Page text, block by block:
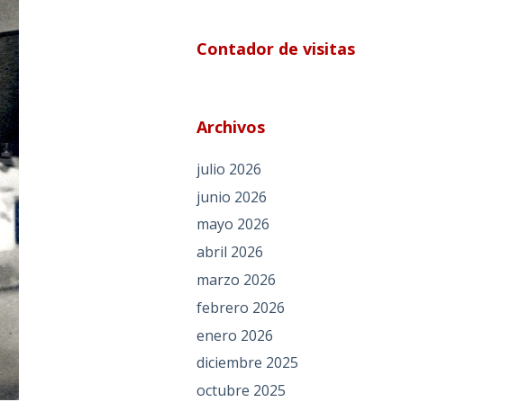
Contador de visitas
Archivos
julio 2026
junio 2026
mayo 2026
abril 2026
marzo 2026
febrero 2026
enero 2026
diciembre 2025
octubre 2025